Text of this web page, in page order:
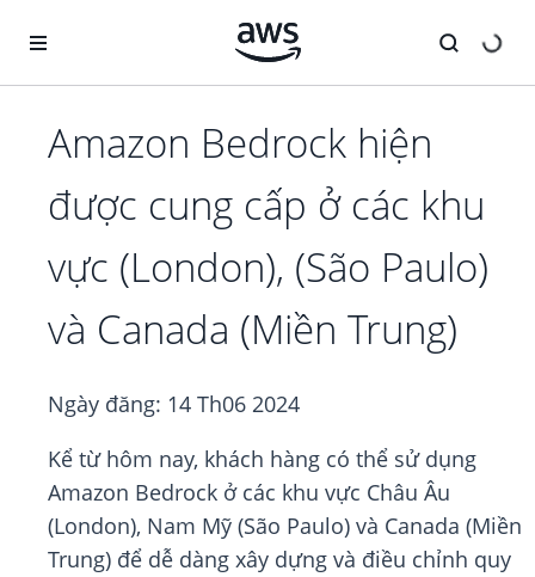
Amazon Bedrock hiện
được cung cấp ở các khu
vực (London), (São Paulo)
và Canada (Miền Trung)
Ngày đăng: 14 Th06 2024
Kể từ hôm nay, khách hàng có thể sử dụng
Amazon Bedrock ở các khu vực Châu Âu
(London), Nam Mỹ (São Paulo) và Canada (Miền
Trung) để dễ dàng xây dựng và điều chỉnh quy